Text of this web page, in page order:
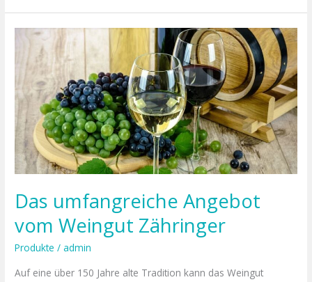
Das umfangreiche Angebot
vom Weingut Zähringer
Produkte /admin
Auf eine über 150 Jahre alte Tradition kann das Weingut
Das
umfangreiche
Angebot
vom Weingut Zähringer